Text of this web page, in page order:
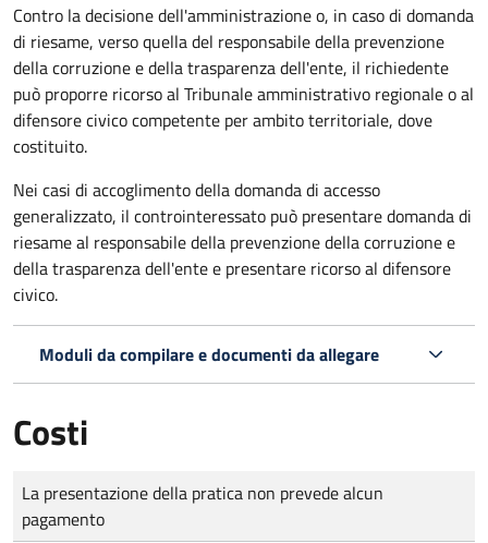
Contro la decisione dell'amministrazione o, in caso di domanda
di riesame, verso quella del responsabile della prevenzione
della corruzione e della trasparenza dell'ente, il richiedente
può proporre ricorso al Tribunale amministrativo regionale o al
difensore civico competente per ambito territoriale, dove
costituito.
Nei casi di accoglimento della domanda di accesso
generalizzato, il controinteressato può presentare domanda di
riesame al responsabile della prevenzione della corruzione e
della trasparenza dell'ente e presentare ricorso al difensore
civico.
Moduli da compilare e documenti da allegare
Costi
Tipo di pagamento
Importo
La presentazione della pratica non prevede alcun
pagamento